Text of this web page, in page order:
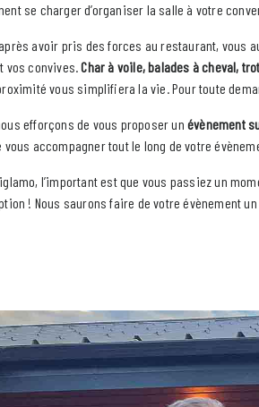
se charger d’organiser la salle à votre
avoir pris des forces au restaurant, vous
vos convives.Char à voile, balades à cheval,
vous simplifiera la vie. Pour toute
efforçons de vous proposer un évènement
vous accompagner tout le long de votre
l’important est que vous passiez un
! Nous saurons faire de votre évènement